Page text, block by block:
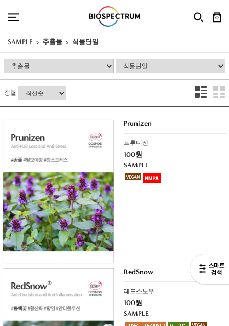
0
SAMPLE 추출물 식물단일
정렬
Prunizen
프루니젠
100원
SAMPLE
RedSnow
레드스노우
100원
SAMPLE